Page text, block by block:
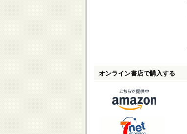
オンライン書店で購入する